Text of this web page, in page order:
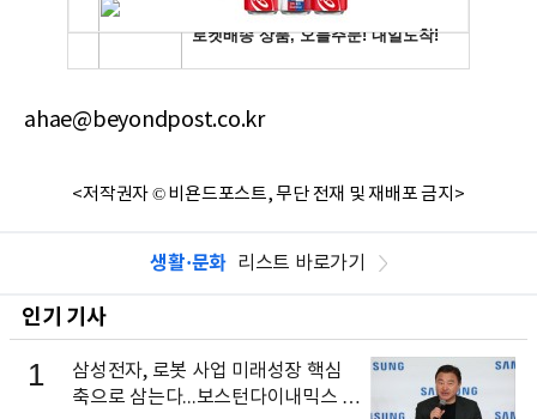
ahae@beyondpost.co.kr
<저작권자 © 비욘드포스트, 무단 전재 및 재배포 금지>
생활·문화 리스트 바로가기
인기 기사
1
삼성전자, 로봇 사업 미래성장 핵심
축으로 삼는다...보스턴다이내믹스 출